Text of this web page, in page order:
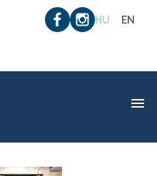
HU EN